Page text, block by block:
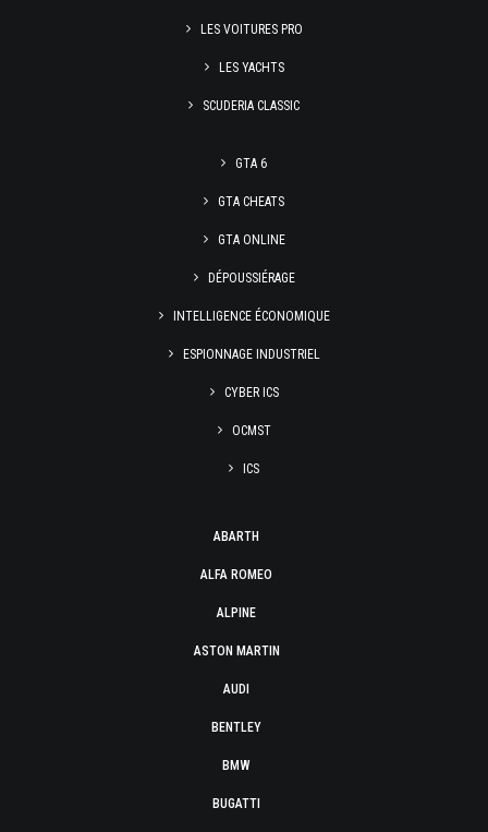
LES VOITURES PRO
LES YACHTS
SCUDERIA CLASSIC
GTA 6
GTA CHEATS
GTA ONLINE
DÉPOUSSIÉRAGE
INTELLIGENCE ÉCONOMIQUE
ESPIONNAGE INDUSTRIEL
CYBER ICS
OCMST
ICS
ABARTH
ALFA ROMEO
ALPINE
ASTON MARTIN
AUDI
BENTLEY
BMW
BUGATTI